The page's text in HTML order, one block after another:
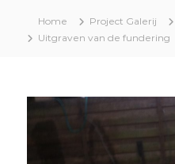
Home Project Galerij
Uitgraven van de fundering